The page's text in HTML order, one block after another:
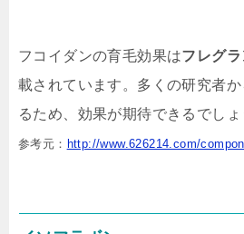
フコイダンの育毛効果はフレグ
載されています。多くの研究者
るため、効果が期待できるでしょ
参考元： http://www.626214.com/